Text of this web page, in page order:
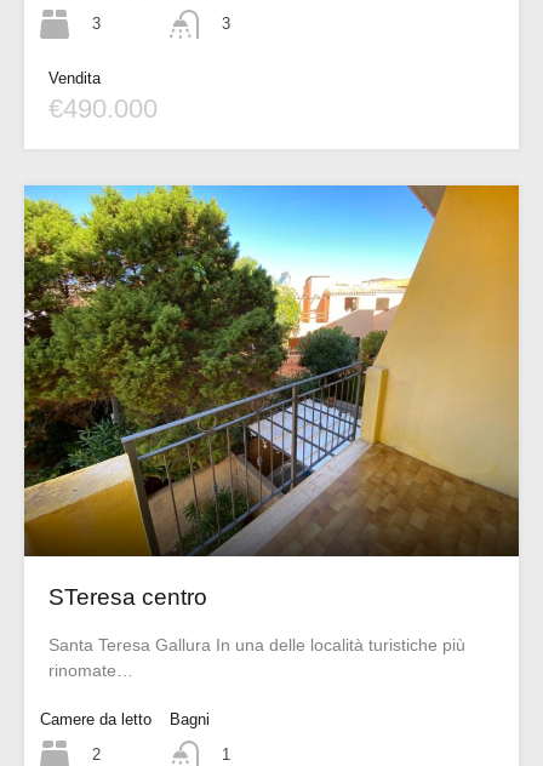
3
3
Vendita
€490.000
STeresa centro
Santa Teresa Gallura In una delle località turistiche più
rinomate…
Camere da letto
2
Bagni
1
Sherden Real Estate